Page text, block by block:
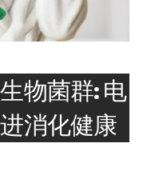
物菌群: 电
消化健康